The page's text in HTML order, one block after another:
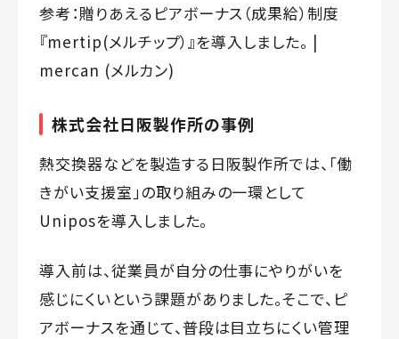
参考：贈りあえるピアボーナス（成果給）制度
『mertip(メルチップ）』を導入しました。 |
mercan (メルカン)
株式会社日阪製作所の事例
熱交換器などを製造する日阪製作所では、「働
きがい支援室」の取り組みの一環として
Uniposを導入しました。
導入前は、従業員が自分の仕事にやりがいを
感じにくいという課題がありました。そこで、ピ
アボーナスを通じて、普段は目立ちにくい管理